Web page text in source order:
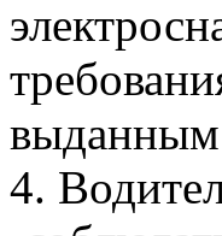
выданным
4.